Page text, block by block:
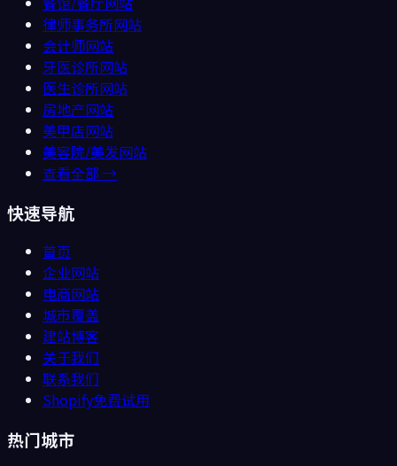
律师事务所网站
会计师网站
牙医诊所网站
医生诊所网站
房地产网站
美甲店网站
美容院/美发网站
查看全部 →
快速导航
首页
企业网站
电商网站
城市覆盖
建站博客
关于我们
联系我们
Shopify免费试用
热门城市